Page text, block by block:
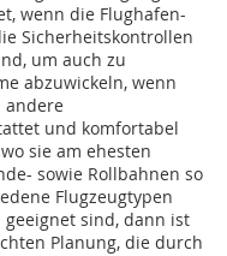
wenn die Flughafen-
Sicherheitskontrollen
um auch zu
abzuwickeln, wenn
andere
und komfortabel
sie am ehesten
sowie Rollbahnen so
Flugzeugtypen
sind, dann ist
Planung, die durch